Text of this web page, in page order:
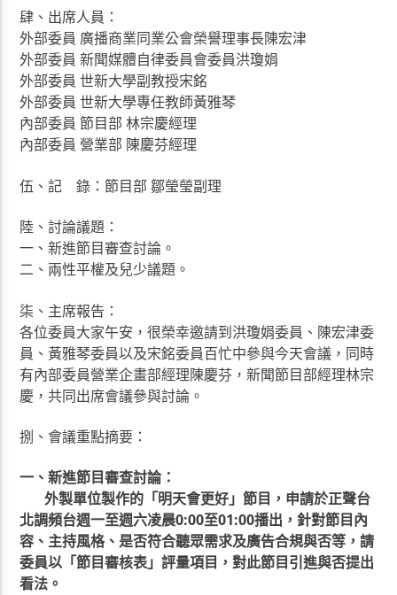
肆、出席人員：
外部委員 廣播商業同業公會榮譽理事長陳宏津
外部委員 新聞媒體自律委員會委員洪瓊娟
外部委員 世新大學副教授宋銘
外部委員 世新大學專任教師黃雅琴
內部委員 節目部 林宗慶經理
內部委員 營業部 陳慶芬經理
伍、記 錄：節目部 鄒瑩瑩副理
陸、討論議題：
一、新進節目審查討論。
二、兩性平權及兒少議題。
柒、主席報告：
各位委員大家午安，很榮幸邀請到洪瓊娟委員、陳宏津委
員、黃雅琴委員以及宋銘委員百忙中參與今天會議，同時
有內部委員營業企畫部經理陳慶芬，新聞節目部經理林宗
慶，共同出席會議參與討論。
捌、會議重點摘要：
一、新進節目審查討論：
外製單位製作的「明天會更好」節目，申請於正聲台
北調頻台週一至週六凌晨0:00至01:00播出，針對節目內
容、主持風格、是否符合聽眾需求及廣告合規與否等，請
委員以「節目審核表」評量項目，對此節目引進與否提出
看法。